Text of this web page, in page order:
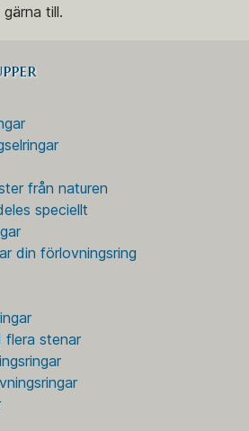
till.
från naturen
speciellt
din förlovningsring
flera stenar